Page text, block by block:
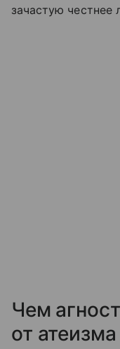
зачастую честнее
Чем
от